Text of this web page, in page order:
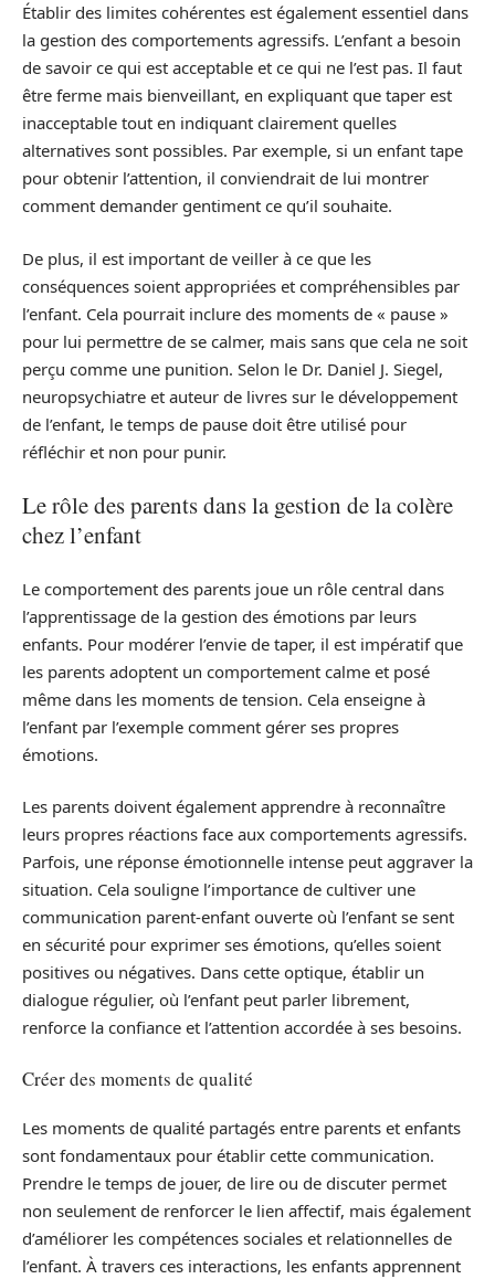
Établir des limites cohérentes est également essentiel dans
la gestion des comportements agressifs. L’enfant a besoin
de savoir ce qui est acceptable et ce qui ne l’est pas. Il faut
être ferme mais bienveillant, en expliquant que taper est
inacceptable tout en indiquant clairement quelles
alternatives sont possibles. Par exemple, si un enfant tape
pour obtenir l’attention, il conviendrait de lui montrer
comment demander gentiment ce qu’il souhaite.
De plus, il est important de veiller à ce que les
conséquences soient appropriées et compréhensibles par
l’enfant. Cela pourrait inclure des moments de « pause »
pour lui permettre de se calmer, mais sans que cela ne soit
perçu comme une punition. Selon le Dr. Daniel J. Siegel,
neuropsychiatre et auteur de livres sur le développement
de l’enfant, le temps de pause doit être utilisé pour
réfléchir et non pour punir.
Le rôle des parents dans la gestion de la colère
chez l’enfant
Le comportement des parents joue un rôle central dans
l’apprentissage de la gestion des émotions par leurs
enfants. Pour modérer l’envie de taper, il est impératif que
les parents adoptent un comportement calme et posé
même dans les moments de tension. Cela enseigne à
l’enfant par l’exemple comment gérer ses propres
émotions.
Les parents doivent également apprendre à reconnaître
leurs propres réactions face aux comportements agressifs.
Parfois, une réponse émotionnelle intense peut aggraver la
situation. Cela souligne l’importance de cultiver une
communication parent-enfant ouverte où l’enfant se sent
en sécurité pour exprimer ses émotions, qu’elles soient
positives ou négatives. Dans cette optique, établir un
dialogue régulier, où l’enfant peut parler librement,
renforce la confiance et l’attention accordée à ses besoins.
Créer des moments de qualité
Les moments de qualité partagés entre parents et enfants
sont fondamentaux pour établir cette communication.
Prendre le temps de jouer, de lire ou de discuter permet
non seulement de renforcer le lien affectif, mais également
d’améliorer les compétences sociales et relationnelles de
l’enfant. À travers ces interactions, les enfants apprennent